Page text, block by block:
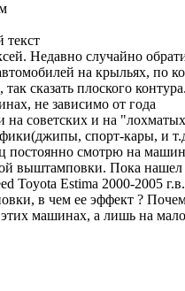
текст
Недавно случайно
на крыльях, по
сказать плоского
не зависимо от года
на советских и на
спорт-кары, и
постоянно смотрю на
выштамповки. Пока нашел
Toyota Estima 2000-2005
в чем ее эффект ?
этих машинах, а лишь на